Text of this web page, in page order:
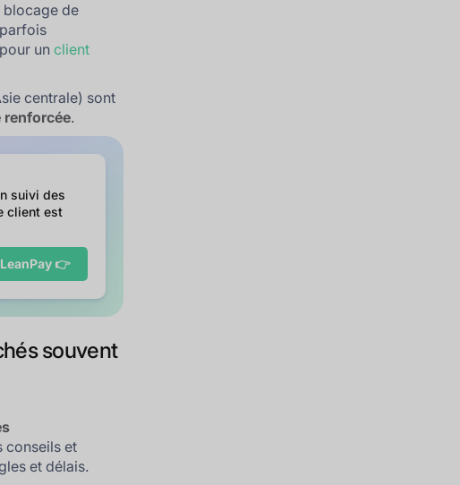
blocage de
unclient
centrale) sont
renforcée.
suivi des
client est
👉
souvent
conseils et
et délais.